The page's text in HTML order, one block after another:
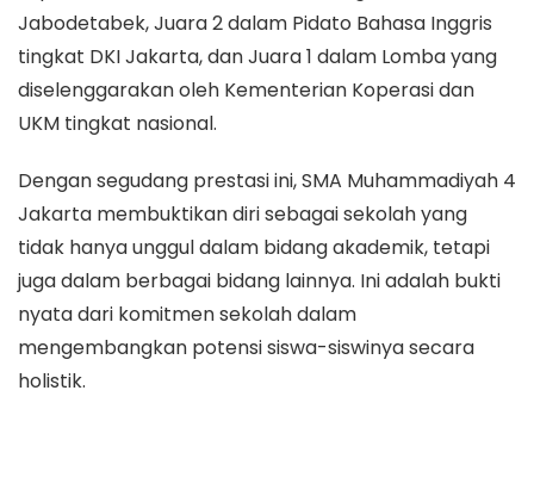
Jabodetabek, Juara 2 dalam Pidato Bahasa Inggris
tingkat DKI Jakarta, dan Juara 1 dalam Lomba yang
diselenggarakan oleh Kementerian Koperasi dan
UKM tingkat nasional.
Dengan segudang prestasi ini, SMA Muhammadiyah 4
Jakarta membuktikan diri sebagai sekolah yang
tidak hanya unggul dalam bidang akademik, tetapi
juga dalam berbagai bidang lainnya. Ini adalah bukti
nyata dari komitmen sekolah dalam
mengembangkan potensi siswa-siswinya secara
holistik.